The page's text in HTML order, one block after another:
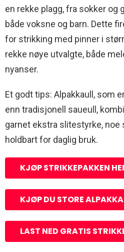
en rekke plagg, fra sokker
både voksne og barn. Dette
for strikking med pinner i
rekke nøye utvalgte, både
nyanser.
Et godt tips: Alpakkaull, som
enn tradisjonell saueull,
garnet ekstra slitestyrke, noe
holdbart for daglig bruk.
KJØP STRIKKEPAKKEN
KJØP DU STORE ALPAKKA
LAST NED GRATIS